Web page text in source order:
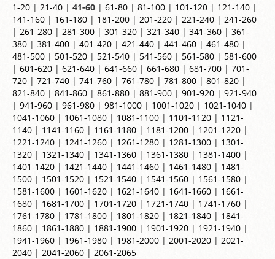
1-20 | 21-40 | 41-60 | 61-80 | 81-100 | 101-120 | 121-140 |
141-160 | 161-180 | 181-200 | 201-220 | 221-240 | 241-260
| 261-280 | 281-300 | 301-320 | 321-340 | 341-360 | 361-
380 | 381-400 | 401-420 | 421-440 | 441-460 | 461-480 |
481-500 | 501-520 | 521-540 | 541-560 | 561-580 | 581-600
| 601-620 | 621-640 | 641-660 | 661-680 | 681-700 | 701-
720 | 721-740 | 741-760 | 761-780 | 781-800 | 801-820 |
821-840 | 841-860 | 861-880 | 881-900 | 901-920 | 921-940
| 941-960 | 961-980 | 981-1000 | 1001-1020 | 1021-1040 |
1041-1060 | 1061-1080 | 1081-1100 | 1101-1120 | 1121-
1140 | 1141-1160 | 1161-1180 | 1181-1200 | 1201-1220 |
1221-1240 | 1241-1260 | 1261-1280 | 1281-1300 | 1301-
1320 | 1321-1340 | 1341-1360 | 1361-1380 | 1381-1400 |
1401-1420 | 1421-1440 | 1441-1460 | 1461-1480 | 1481-
1500 | 1501-1520 | 1521-1540 | 1541-1560 | 1561-1580 |
1581-1600 | 1601-1620 | 1621-1640 | 1641-1660 | 1661-
1680 | 1681-1700 | 1701-1720 | 1721-1740 | 1741-1760 |
1761-1780 | 1781-1800 | 1801-1820 | 1821-1840 | 1841-
1860 | 1861-1880 | 1881-1900 | 1901-1920 | 1921-1940 |
1941-1960 | 1961-1980 | 1981-2000 | 2001-2020 | 2021-
2040 | 2041-2060 | 2061-2065